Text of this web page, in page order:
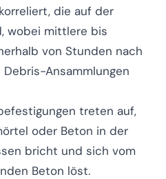
die auf der
wobei mittlere bis
von Stunden nach
Ansammlungen
treten auf,
oder Beton in der
bricht und sich vom
Beton löst.